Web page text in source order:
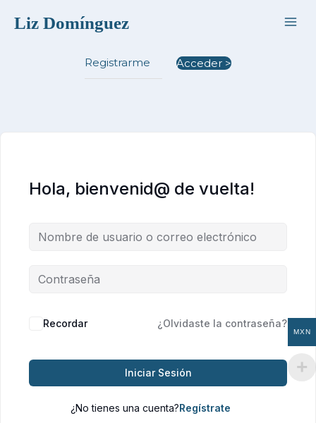
Liz Domínguez
Registrarme Acceder >
Hola, bienvenid@ de vuelta!
Recordar ¿Olvidaste la contraseña?
Iniciar Sesión
¿No tienes una cuenta?
MXN